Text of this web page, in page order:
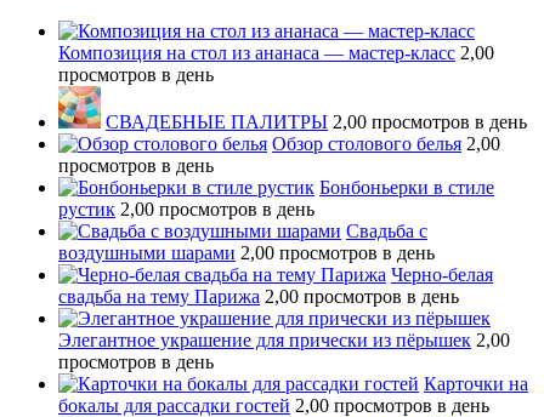
Композиция на стол из ананаса — мастер-класс 2,00
просмотров в день
СВАДЕБНЫЕ ПАЛИТРЫ 2,00 просмотров в день
Обзор столового белья 2,00
просмотров в день
Бонбоньерки в стиле
рустик 2,00 просмотров в день
Свадьба с
воздушными шарами 2,00 просмотров в день
Черно-белая
свадьба на тему Парижа 2,00 просмотров в день
Элегантное украшение для прически из пёрышек 2,00
просмотров в день
Карточки на
бокалы для рассадки гостей 2,00 просмотров в день